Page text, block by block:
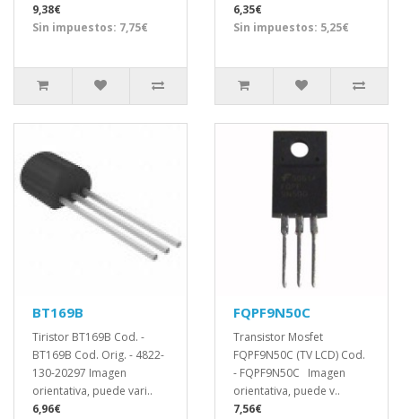
9,38€
Sin impuestos: 7,75€
6,35€
Sin impuestos: 5,25€
BT169B
Tiristor BT169B Cod. -
BT169B Cod. Orig. - 4822-
130-20297 Imagen
orientativa, puede vari..
6,96€
FQPF9N50C
Transistor Mosfet
FQPF9N50C (TV LCD) Cod.
- FQPF9N50C Imagen
orientativa, puede v..
7,56€